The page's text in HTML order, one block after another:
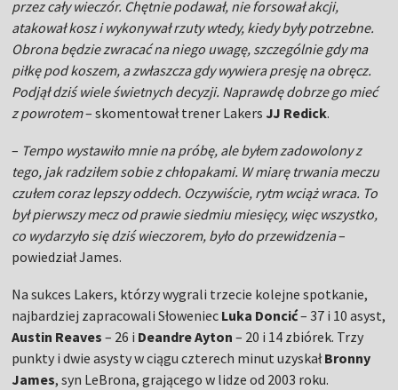
przez cały wieczór. Chętnie podawał, nie forsował akcji,
atakował kosz i wykonywał rzuty wtedy, kiedy były potrzebne.
Obrona będzie zwracać na niego uwagę, szczególnie gdy ma
piłkę pod koszem, a zwłaszcza gdy wywiera presję na obręcz.
Podjął dziś wiele świetnych decyzji. Naprawdę dobrze go mieć
z powrotem– skomentował trener Lakers JJ Redick.
– Tempo wystawiło mnie na próbę, ale byłem zadowolony z
tego, jak radziłem sobie z chłopakami. W miarę trwania meczu
czułem coraz lepszy oddech. Oczywiście, rytm wciąż wraca. To
był pierwszy mecz od prawie siedmiu miesięcy, więc wszystko,
co wydarzyło się dziś wieczorem, było do przewidzenia–
powiedział James.
Na sukces Lakers, którzy wygrali trzecie kolejne spotkanie,
najbardziej zapracowali Słoweniec Luka Doncić– 37 i 10 asyst,
Austin Reaves– 26 i Deandre Ayton– 20 i 14 zbiórek. Trzy
punkty i dwie asysty w ciągu czterech minut uzyskałBronny
James, syn LeBrona, grającego w lidze od 2003 roku.